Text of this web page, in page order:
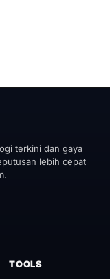
terkini dan gaya
lebih cepat
TOOLS